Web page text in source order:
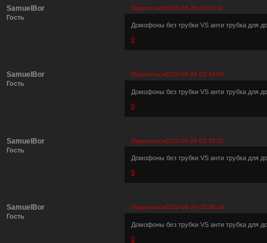
Поделиться2023-06-28 03:34:11
SamuelBor
Гость
Домофоны без трубки VS анти трубка для
0
Поделиться2023-06-28 03:34:50
SamuelBor
Гость
Домофоны без трубки VS анти трубка для
0
Поделиться2023-06-28 03:35:37
SamuelBor
Гость
Домофоны без трубки VS анти трубка для
0
Поделиться2023-06-28 03:36:14
SamuelBor
Гость
Домофоны без трубки VS анти трубка для
0